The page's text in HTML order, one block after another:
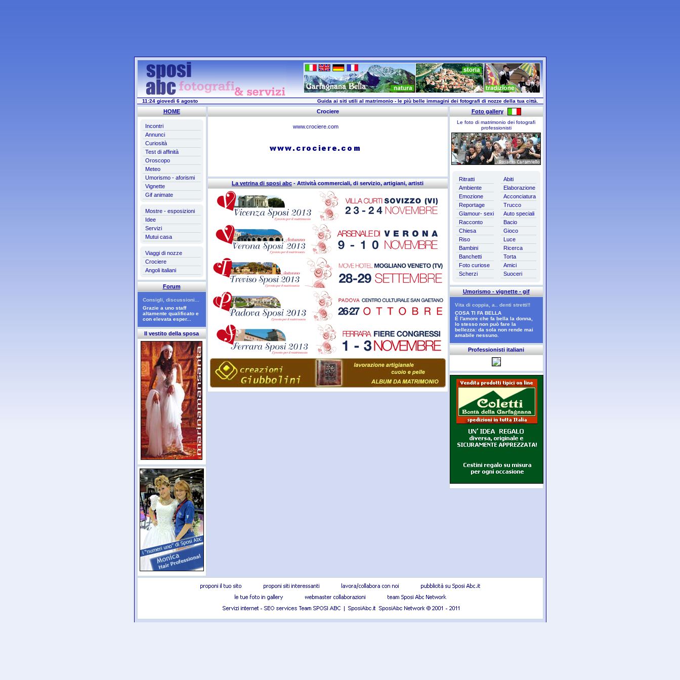
Guida ai siti utili al matrimonio - le più belle immagini dei fotografi di nozze della tua città.
11:24 giovedì 6 agosto
HOME
Incontri
Annunci
Curiosità
Test di affinità
Oroscopo
Meteo
Umorismo - aforismi
Vignette
Gif animate
Mostre - esposizioni
Idee
Servizi
Mutui casa
Viaggi di nozze
Crociere
Angoli italiani
Forum
Consigli, discussioni...
Grazie a uno staff
altamente qualificato e
con elevata esper...
Il vestito della sposa
Crociere
www.crociere.com
La vetrina di sposi abc- Attività commerciali, di servizio, artigiani, artisti
Foto gallery
Le foto di matrimonio dei fotografi
professionisti
Ritratti
Ambiente
Emozione
Reportage
Glamour- sexi
Racconto
Chiesa
Riso
Bambini
Banchetti
Foto curiose
Scherzi
Abiti
Elaborazione
Acconciatura
Trucco
Auto speciali
Bacio
Gioco
Luce
Ricerca
Torta
Amici
Suoceri
Umorismo - vignette - gif
Vita di coppia, a.. denti stretti!!
COSA TI FA BELLA
È l'amore che fa bella la donna,
lo stesso non può fare la
bellezza: da sola non rende mai
amabile nessuno.
Professionisti italiani